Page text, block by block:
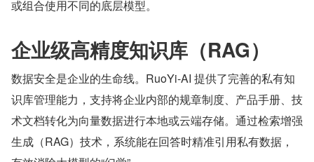
或组合使用不同的底层模型。
企业级高精度知识库（RAG）
数据安全是企业的生命线。RuoYi-AI 提供了完善的私有知
识库管理能力，支持将企业内部的规章制度、产品手册、技
术文档转化为向量数据进行本地或云端存储。通过检索增强
生成（RAG）技术，系统能在回答时精准引用私有数据，